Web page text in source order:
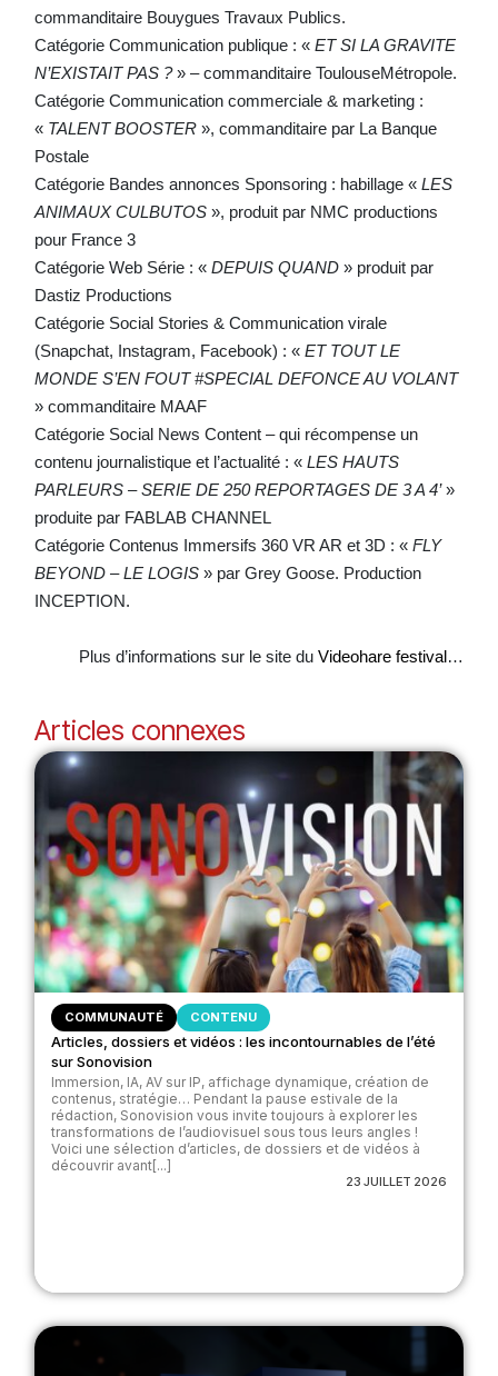
commanditaire Bouygues Travaux Publics.
Catégorie Communication publique : « ET SI LA GRAVITE
N’EXISTAIT PAS ?» – commanditaire ToulouseMétropole.
Catégorie Communication commerciale & marketing :
« TALENT BOOSTER», commanditaire par La Banque
Postale
Catégorie Bandes annonces Sponsoring : habillage « LES
ANIMAUX CULBUTOS», produit par NMC productions
pour France 3
Catégorie Web Série : « DEPUIS QUAND» produit par
Dastiz Productions
Catégorie Social Stories & Communication virale
(Snapchat, Instagram, Facebook) : « ET TOUT LE
MONDE S’EN FOUT #SPECIAL DEFONCE AU VOLANT
» commanditaire MAAF
Catégorie Social News Content – qui récompense un
contenu journalistique et l’actualité : « LES HAUTS
PARLEURS – SERIE DE 250 REPORTAGES DE 3 A 4’»
produite par FABLAB CHANNEL
Catégorie Contenus Immersifs 360 VR AR et 3D : « FLY
BEYOND – LE LOGIS» par Grey Goose. Production
INCEPTION.
Plus d’informations sur le site duVideohare festival…
Articles connexes
COMMUNAUTÉ CONTENU
Articles, dossiers et vidéos : les incontournables de l’été
sur Sonovision
Immersion, IA, AV sur IP, affichage dynamique, création de
contenus, stratégie… Pendant la pause estivale de la
rédaction, Sonovision vous invite toujours à explorer les
transformations de l’audiovisuel sous tous leurs angles !
Voici une sélection d’articles, de dossiers et de vidéos à
découvrir avant[...]
23 JUILLET 2026